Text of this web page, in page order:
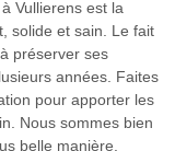
Vullierens est la
solide et sain. Le fait
préserver ses
années. Faites
pour apporter les
Nous sommes bien
belle manière.